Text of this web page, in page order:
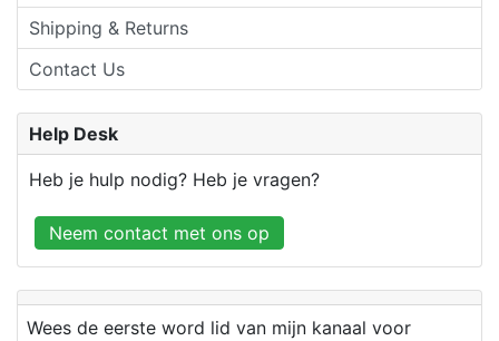
Shipping & Returns
Contact Us
Help Desk
Heb je hulp nodig? Heb je vragen?
Neem contact met ons op
Wees de eerste word lid van mijn kanaal voor